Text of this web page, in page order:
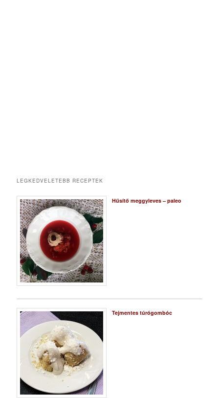
LEGKEDVELETEBB RECEPTEK
Hűsítő meggyleves – paleo
Tejmentes túrógombóc